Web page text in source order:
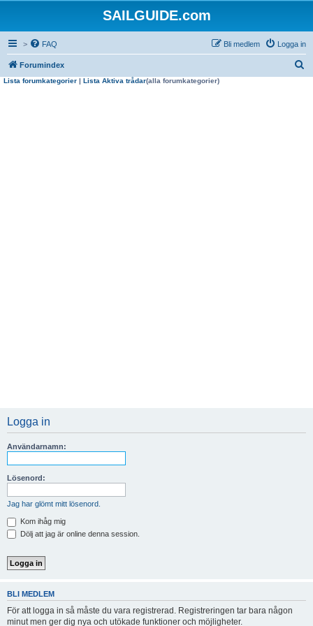
SAILGUIDE.com
> FAQ Logga in
Bli medlem
Forumindex
Lista forumkategorier | Lista Aktiva trådar(alla forumkategorier)
Logga in
Användarnamn:
Lösenord:
Jag har glömt mitt lösenord.
Kom ihåg mig
Dölj att jag är online denna session.
BLI MEDLEM
För att logga in så måste du vara registrerad. Registreringen tar bara någon
minut men ger dig nya och utökade funktioner och möjligheter.